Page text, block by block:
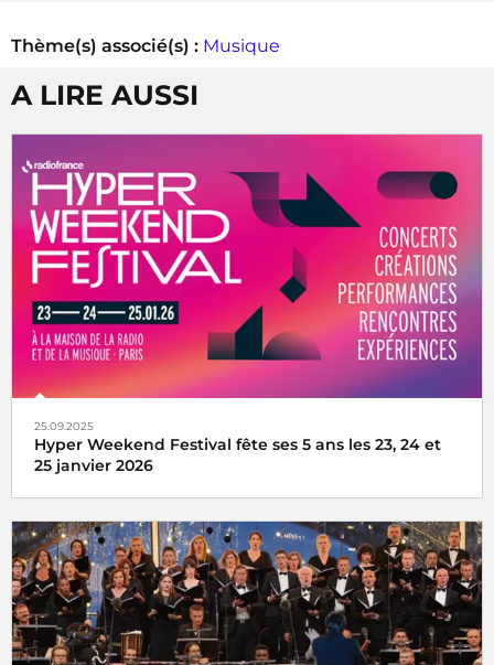
Thème(s) associé(s) : Musique
A LIRE AUSSI
25.09.2025
Hyper Weekend Festival fête ses 5 ans les 23, 24 et
25 janvier 2026
l'Hyper Weekend Festival vous donne rendez-vous à la
Maison de la Radio et de la Musique les 23, 24 et 25 janvier
2026